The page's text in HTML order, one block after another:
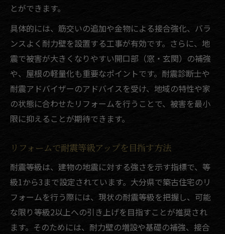
とができます。
具体的には、筋交いの追加や金物による接合強化、バラ
ンスよく耐力壁を設置する工事が有効です。さらに、地
震で被害が大きくなりやすい開口部（窓・玄関）の補強
や、屋根の軽量化も重要なポイントです。耐震診断士や
耐震アドバイザーのアドバイスを受け、地域の特性や家
の状態に合わせたリフォームを行うことで、被害を最小
限に抑えることが期待できます。
リフォームで耐震等級アップを目指す方法
耐震等級は、建物の地震に対する強さを示す指標で、等
級1から3まで設定されています。大分県で築古住宅のリ
フォームを行う際には、現状の耐震等級を把握し、可能
な限り等級2以上への引き上げを目指すことが推奨され
ます。そのためには、耐力壁の増設や基礎の補強、接合